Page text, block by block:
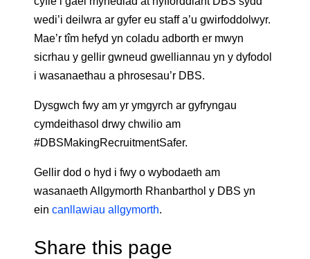
wedi’i deilwra ar gyfer eu staff a’u gwirfoddolwyr.
Mae’r tîm hefyd yn coladu adborth er mwyn
sicrhau y gellir gwneud gwelliannau yn y dyfodol
i wasanaethau a phrosesau’r DBS.
Dysgwch fwy am yr ymgyrch ar gyfryngau
cymdeithasol drwy chwilio am
#DBSMakingRecruitmentSafer.
Gellir dod o hyd i fwy o wybodaeth am
wasanaeth Allgymorth Rhanbarthol y DBS yn
ein canllawiau allgymorth.
Share this page